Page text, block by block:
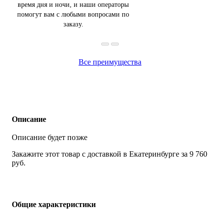
время дня и ночи, и наши операторы
помогут вам с любыми вопросами по
заказу.
Все преимущества
Описание
Описание будет позже
Закажите этот товар с доставкой в Екатеринбурге за 9 760
руб.
Общие характеристики